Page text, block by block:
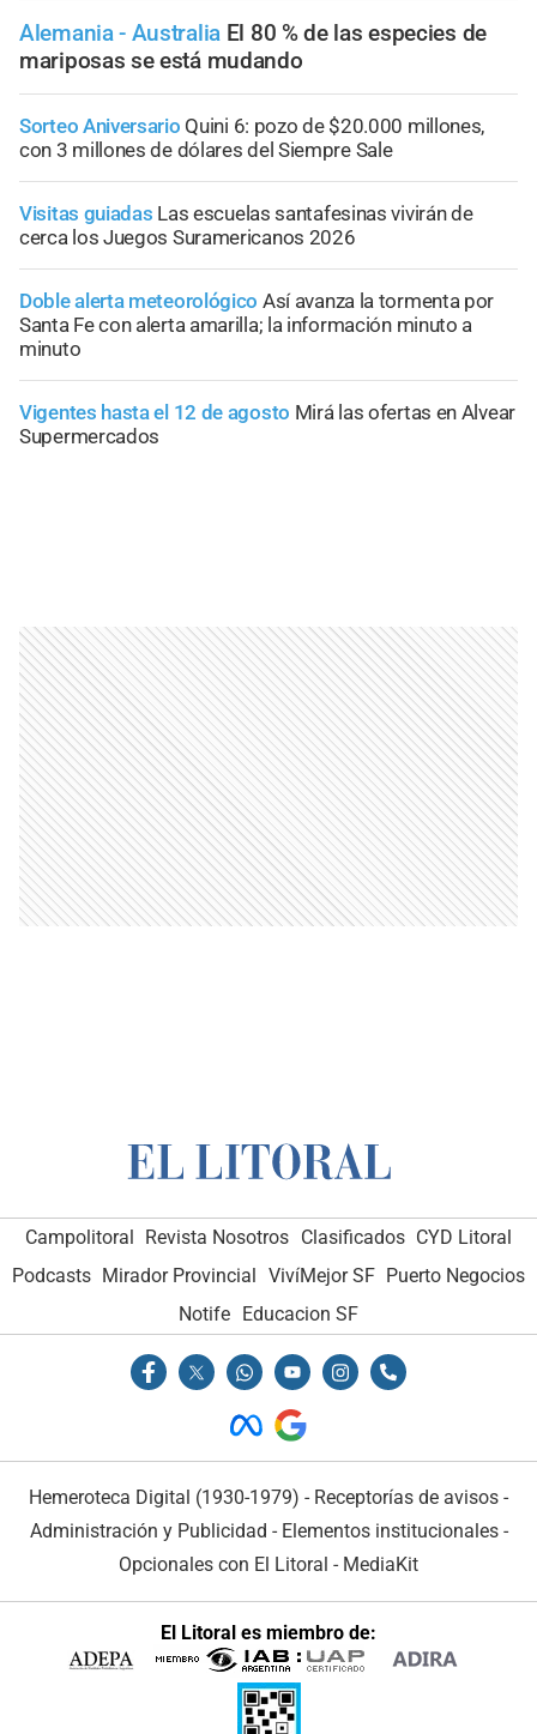
Alemania - Australia El 80 % de las especies de
mariposas se está mudando
Sorteo Aniversario Quini 6: pozo de $20.000 millones,
con 3 millones de dólares del Siempre Sale
Visitas guiadas Las escuelas santafesinas vivirán de
cerca los Juegos Suramericanos 2026
Doble alerta meteorológico Así avanza la tormenta por
Santa Fe con alerta amarilla; la información minuto a
minuto
Vigentes hasta el 12 de agosto Mirá las ofertas en Alvear
Supermercados
Campolitoral Revista Nosotros Clasificados CYD Litoral
Podcasts Mirador Provincial VivíMejor SF Puerto Negocios
Notife Educacion SF
Hemeroteca Digital (1930-1979) - Receptorías de avisos -
Administración y Publicidad - Elementos institucionales-
Opcionales con El Litoral - MediaKit
El Litoral es miembro de: